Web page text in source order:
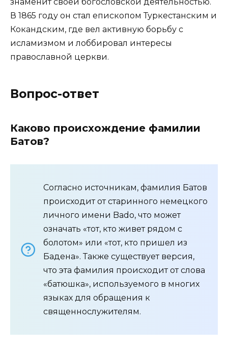
В 1865 году он стал епископом Туркестанским и
Кокандским, где вел активную борьбу с
исламизмом и лоббировал интересы
православной церкви.
Вопрос-ответ
Каково происхождение фамилии
Батов?
Согласно источникам, фамилия Батов
происходит от старинного немецкого
личного имени Bado, что может
означать «тот, кто живет рядом с
болотом» или «тот, кто пришел из
Бадена». Также существует версия,
что эта фамилия происходит от слова
«батюшка», используемого в многих
языках для обращения к
священнослужителям.